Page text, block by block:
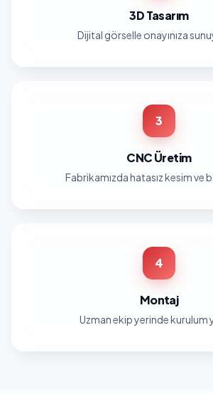
3D Tasarım
Dijital görselle onayınıza
3
CNC Üretim
Fabrikamızda hatasız kesim ve
4
Montaj
Uzman ekip yerinde kurulum